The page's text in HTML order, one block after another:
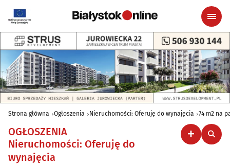
Strona główna Ogłoszenia Nieruchomości: Oferuję do wynajęcia 74 m2 na
OGŁOSZENIA
Nieruchomości: Oferuję do
wynajęcia